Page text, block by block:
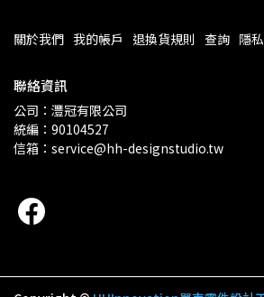
關於我們 我的帳戶 退換貨規則 查詢 隱
聯絡資訊
公司：灃冠有限公司
統編：90104527
信箱：service@hh-designstudio.tw